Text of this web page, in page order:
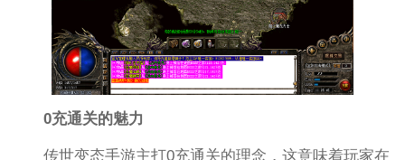
0充通关的魅力
传世变态手游主打0充通关的理念，这意味着玩家在